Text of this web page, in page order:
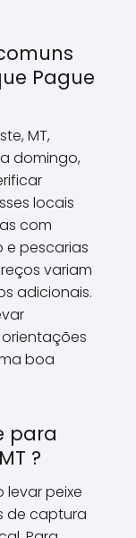
Pague
MT,
domingo,
locais
com
e pescarias
variam
adicionais.
boa
para
?
levar peixe
de captura